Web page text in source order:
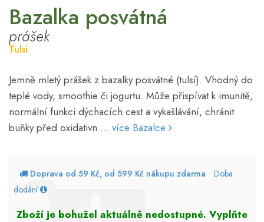
Bazalka posvátná
prášek
Tulsí
Jemně mletý prášek z bazalky posvátné (tulsí). Vhodný do
teplé vody, smoothie či jogurtu. Může přispívat k imunitě,
normální funkci dýchacích cest a vykašlávání, chránit
buňky před oxidativn ... více Bazalce
Doprava od 59 Kč, od 599 Kč nákupu zdarma
Doba
dodání
Zboží je bohužel aktuálně nedostupné. Vyplňte